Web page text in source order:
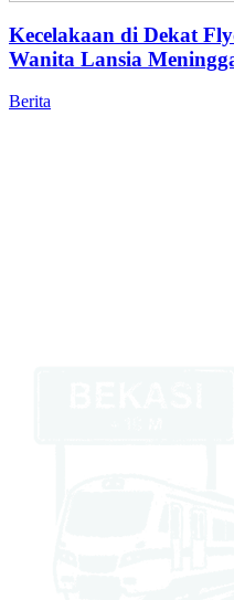
Kecelakaan di Dekat
Wanita Lansia
Berita